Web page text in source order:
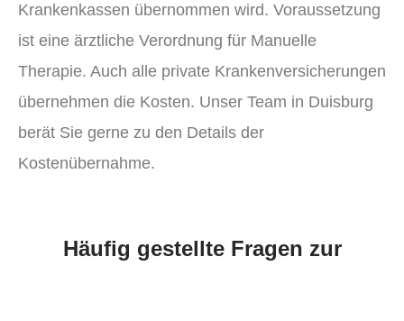
Krankenkassen übernommen wird. Voraussetzung
ist eine ärztliche Verordnung für Manuelle
Therapie. Auch alle private Krankenversicherungen
übernehmen die Kosten. Unser Team in Duisburg
berät Sie gerne zu den Details der
Kostenübernahme.
Häufig gestellte Fragen zur